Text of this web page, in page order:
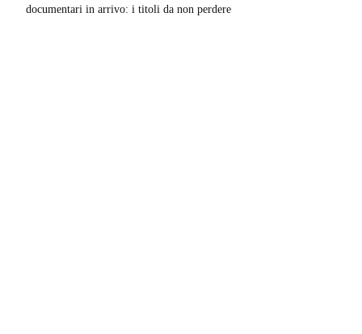
documentari in arrivo: i titoli da non perdere